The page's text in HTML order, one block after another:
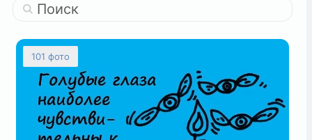
Поиск
101 фото